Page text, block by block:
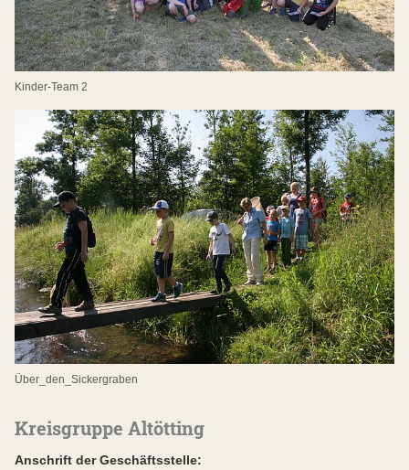
Kinder-Team 2
Über_den_Sickergraben
Kreisgruppe Altötting
Anschrift der Geschäftsstelle: